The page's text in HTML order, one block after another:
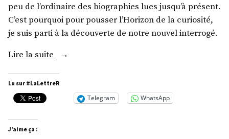
peu de l’ordinaire des biographies lues jusqu’à présent.
C’est pourquoi pour pousser l’Horizon de la curiosité,
je suis parti à la découverte de notre nouvel interrogé.
Lire la suite « M.
Polet »
Lu sur #LaLettreR
Telegram WhatsApp
J’aime ça :